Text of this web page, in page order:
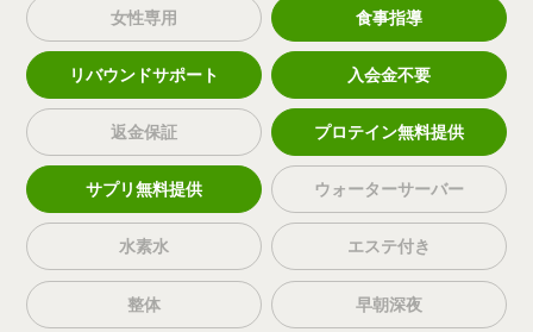
女性専用 食事指導
リバウンドサポート 入会金不要
返金保証 プロテイン無料提供
サプリ無料提供 ウォーターサーバー
水素水 エステ付き
整体 早朝深夜